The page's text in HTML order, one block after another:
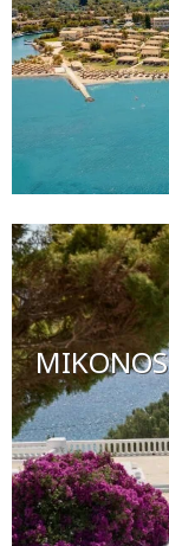
MIKONOS